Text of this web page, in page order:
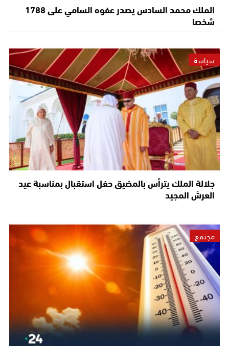
الملك محمد السادس يصدر عفوه السامي على 1788
شخصا
سياسة
جلالة الملك يترأس بالمضيق حفل استقبال بمناسبة عيد
العرش المجيد
مجتمع